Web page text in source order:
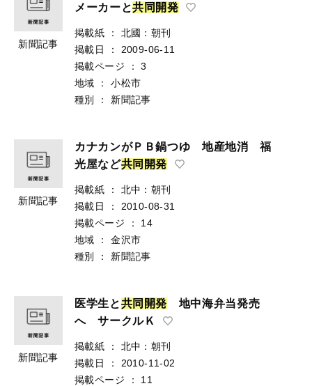
新聞記事
メーカーと共 同 開発
掲載紙 ：
北國：朝刊
掲載日
：
2009-06-11
掲載ページ
：
3
地域
：
小松市
種別
： 新聞記事
新聞記事
カナカンがＰＢ鍋つゆ 地産地消 福
光屋など共同 開発
掲載紙 ：
北中：朝刊
掲載日
：
2010-08-31
掲載ページ
：
14
地域
：
金沢市
種別
： 新聞記事
新聞記事
医学生と共同 開発 地中海弁当発売
へ サークルＫ
掲載紙 ：
北中：朝刊
掲載日
：
2010-11-02
掲載ページ
：
11